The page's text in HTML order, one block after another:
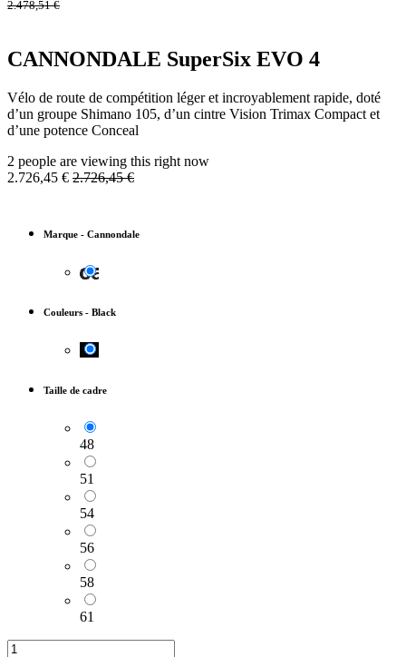
2.478,51€
CANNONDALE SuperSix EVO 4
Vélo de route de compétition léger et incroyablement rapide, doté
d’un groupe Shimano 105, d’un cintre Vision Trimax Compact et
d’une potence Conceal
2 people are viewing this right now
2.726,45 € 2.726,45€
Marque - Cannondale
Couleurs - Black
Taille de cadre
48
51
54
56
58
61